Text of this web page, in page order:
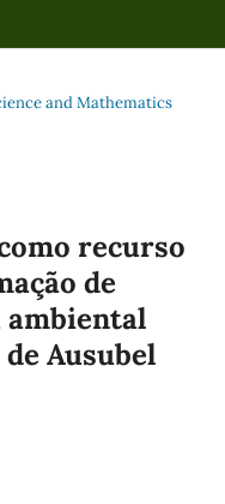
and Mathematics
recurso
de
ambiental
Ausubel